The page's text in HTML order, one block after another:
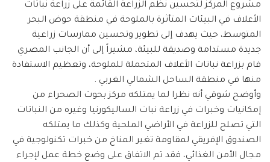
مشروع المركز لتحسين نظم الزراعة القائمة على زراعة نباتات
الأعلاف في البيئات المتأثرة بالملوحة في منطقة حوض البحر
المتوسط، حيث يهدف إلى تطوير وتحسين ممارسات زراعية
جديدة مستدامة وصديقة للبيئة، مشيراً إلى أن الجانب المصري
قام بزراعة نباتات الأعلاف المتحملة للملوحة، وتعظيم الاستفادة
منها في منطقة الساحل الشمالي الغربي .
وأوضح شوقي أنه نظرا لما يمتلكه مركز بحوث الصحراء من
إمكانيات وخبرات في زراعة نبات الساليكورنيا وغيره من النباتات
التي تصلح للزراعة في الأراضي الملحية وكذلك ما يمتلكه
الصندوق الإفريقي لمقاومة تغير المناخ من خبرات تكنولوجية في
مجال الأمن الغذائي، فقد تم الاتفاق على وضع خطة عمل لإجراء